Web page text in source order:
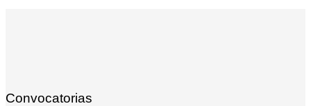
Convocatorias